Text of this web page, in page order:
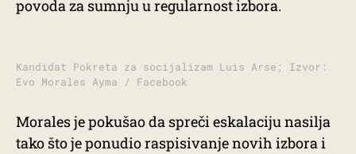
povoda za sumnju u regularnost izbora.
Kandidat Pokreta za socijalizam Luis Arse; Izvor:
Evo Morales Ayma / Facebook
Morales je pokušao da spreči eskalaciju nasilja
tako što je ponudio raspisivanje novih izbora i